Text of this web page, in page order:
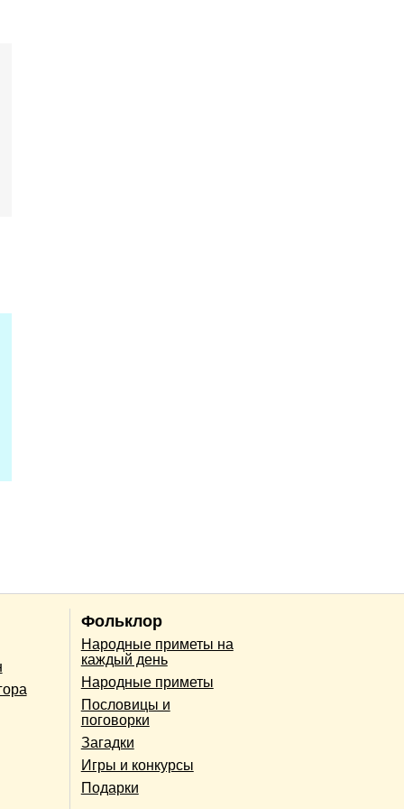
Фольклор
Народные приметы на
каждый день
Народные приметы
Пословицы и
поговорки
Загадки
Игры и конкурсы
Подарки